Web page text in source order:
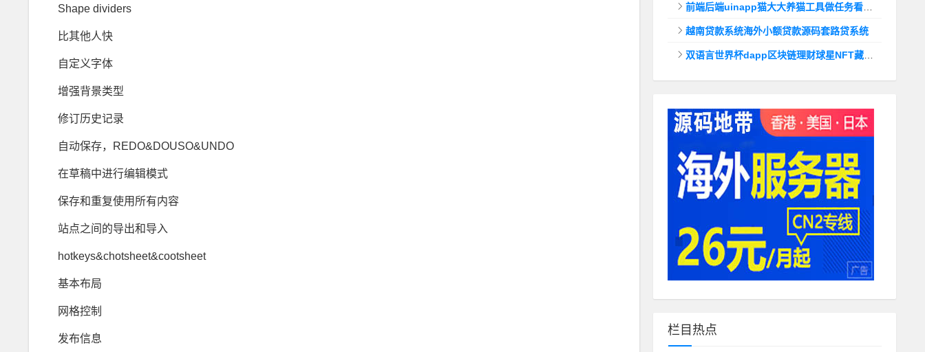
Shape dividers
比其他人快
自定义字体
增强背景类型
修订历史记录
自动保存，REDO&DOUSO&UNDO
在草稿中进行编辑模式
保存和重复使用所有内容
站点之间的导出和导入
hotkeys&chotsheet&cootsheet
基本布局
网格控制
发布信息
前端后端uinapp猫大大养猫工具做任务看广告邀好友即可获得收益猫力合成游戏
越南贷款系统海外小额贷款源码套路贷系统
双语言世界杯dapp区块链理财球星NFT藏品投资带uinapp源码
栏目热点